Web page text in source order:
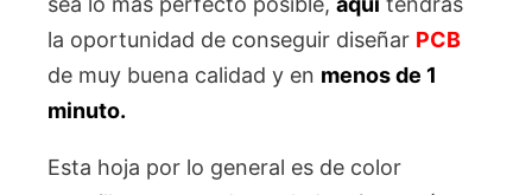
la oportunidad de conseguir diseñar PCB
de muy buena calidad y en menos de 1
minuto.
Esta hoja por lo general es de color